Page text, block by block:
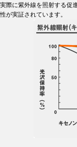
実際に紫外線を照射する促
性が実証されています。